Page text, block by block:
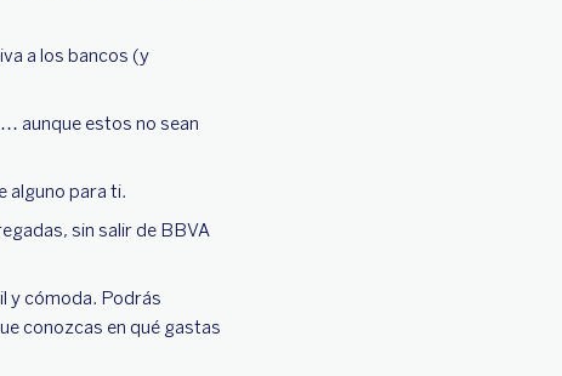
a los bancos (y
aunque estos no sean
alguno para ti.
sin salir de BBVA
y cómoda. Podrás
conozcas en qué gastas